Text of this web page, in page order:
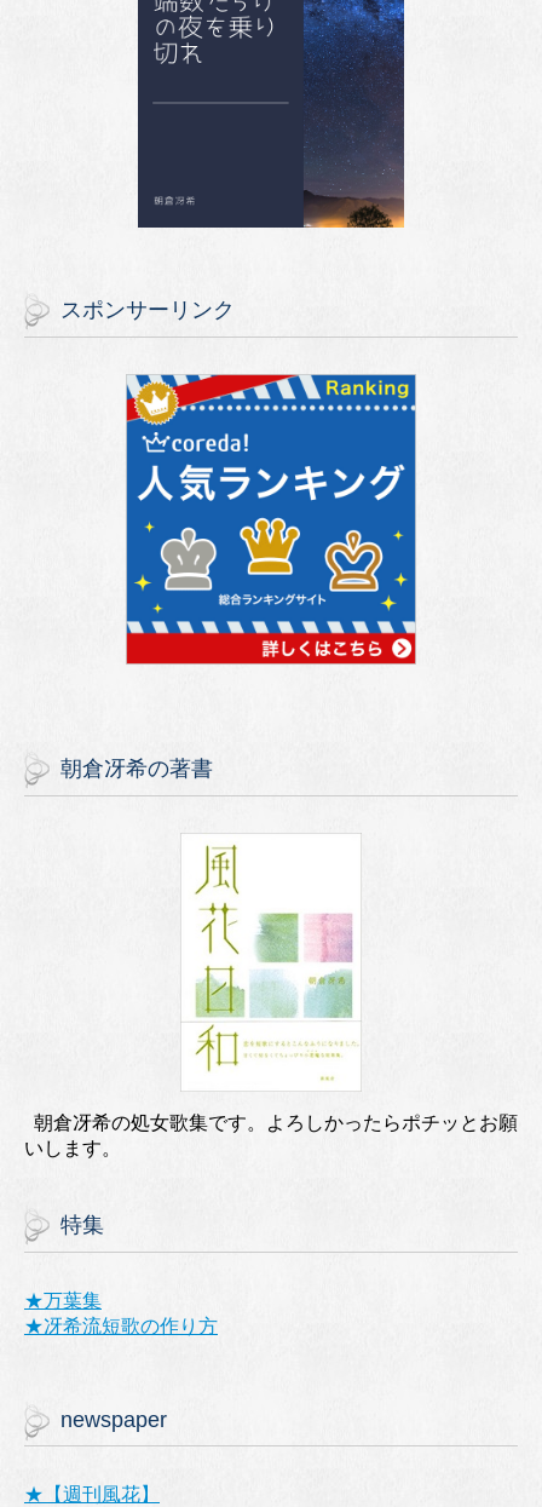
スポンサーリンク
朝倉冴希の著書
朝倉冴希の処女歌集です。よろしかったらポチッとお願
いします。
特集
★万葉集
★冴希流短歌の作り方
newspaper
★【週刊風花】